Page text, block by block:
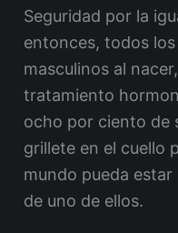
Seguridad por la
entonces, todos
masculinos al
tratamiento
ocho por ciento de
grillete en el cuello
mundo pueda
de uno de ellos.